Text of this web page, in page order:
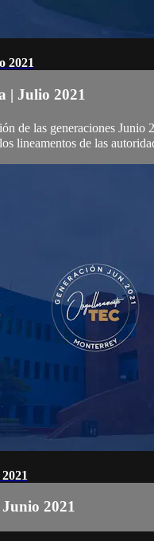
2021
| Julio 2021
de las generaciones
lineamentos de las
2021